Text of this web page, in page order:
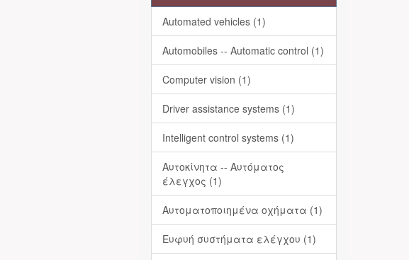
Automated vehicles (1)
Automobiles -- Automatic control (1)
Computer vision (1)
Driver assistance systems (1)
Intelligent control systems (1)
Αυτοκίνητα -- Αυτόματος
έλεγχος (1)
Αυτοματοποιημένα οχήματα (1)
Ευφυή συστήματα ελέγχου (1)